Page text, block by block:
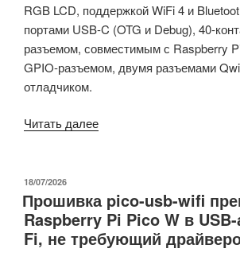
RGB LCD, поддержкой WiFi 4 и
портами USB-C (OTG и Debug), 40-
разъемом, совместимым с Raspberry
GPIO-разъемом, двумя разъемами
отладчиком.
Читать далее«Плата
II
оснащена
микроконтроллером
ОПУБЛИКОВАНО
18/07/2026
Прошивка pico-usb-wifi
Raspberry Pi Pico W в
Fi, не требующий